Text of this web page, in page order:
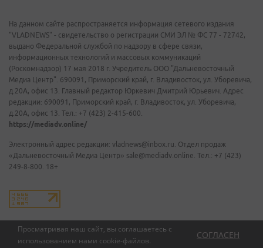
Просматривая наш сайт, вы соглашаетесь с
использованием нами cookie-файлов.
СОГЛАСЕН
На данном сайте распространяется информация сетевого издания
"VLADNEWS" - свидетельство о регистрации СМИ ЭЛ № ФС 77 - 72742,
выдано Федеральной службой по надзору в сфере связи,
информационных технологий и массовых коммуникаций
(Роскомнадзор) 17 мая 2018 г. Учредитель ООО "Дальневосточный
Медиа Центр". 690091, Приморский край, г. Владивосток, ул. Уборевича,
д.20А, офис 13. Главный редактор Юркевич Дмитрий Юрьевич. Адрес
редакции: 690091, Приморский край, г. Владивосток, ул. Уборевича,
д.20А, офис 13. Тел.: +7 (423) 2-415-600.
https://mediadv.online/
Электронный адрес редакции: vladnews@inbox.ru. Отдел продаж
«Дальневосточный Медиа Центр» sale@mediadv.online. Тел.: +7 (423)
249-8-800. 18+